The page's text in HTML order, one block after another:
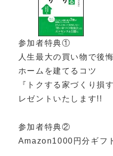
参加者特典①
人生最大の買い物で後
ホームを建てるコツ
『トクする家づくり損
レゼントいたします!!
参加者特典②
Amazon1000円分ギフ